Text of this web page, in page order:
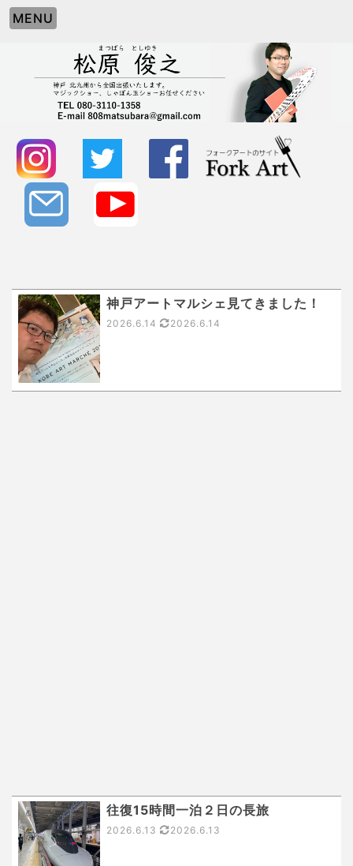
MENU
神戸アートマルシェ見てきました！
2026.6.14 2026.6.14
往復15時間一泊２日の長旅
2026.6.13 2026.6.13